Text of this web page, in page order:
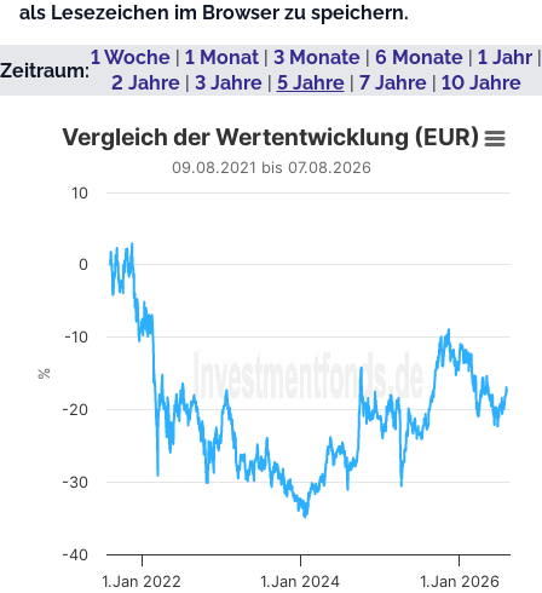
als Lesezeichen im Browser zu speichern.
Zeitraum:
1 Woche| 1 Monat| 3 Monate| 6 Monate| 1 Jahr|
2 Jahre| 3 Jahre| 5 Jahre| 7 Jahre| 10 Jahre
Vergleich der Wertentwicklung (EUR)
Line chart with 1198 data points.
09.08.2021 bis 07.08.2026
The chart has 1 X axis displaying Datum. Data ranges
The chart has 1 Y axis displaying %. Data ranges from -
%
Vergleich der Wertentwicklung (EUR)
09.08.2021 bis 07.08.2026
1.Jan 2022 1.Jan 2024 1.Jan 2026
-40
-30
-20
-10
0
10